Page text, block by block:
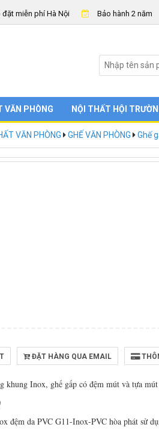
đặt miễn phí Hà Nội Bảo hành 2 năm
VĂN PHÒNG NỘI THẤT HỘI
VĂN PHÒNG GHẾ VĂN PHÒNG Ghế
ĐẶT HÀNG QUA EMAIL
khung Inox, ghế gấp có đệm mút và tựa
đệm da PVC G11-Inox-PVC hòa phát sử